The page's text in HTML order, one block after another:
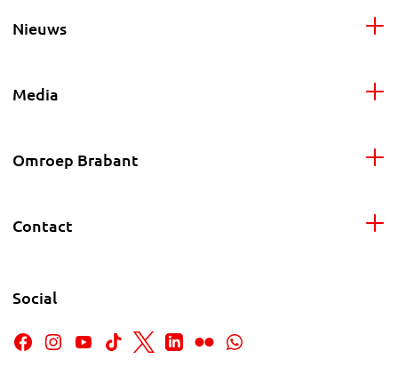
Nieuws
Media
Omroep Brabant
Contact
Social